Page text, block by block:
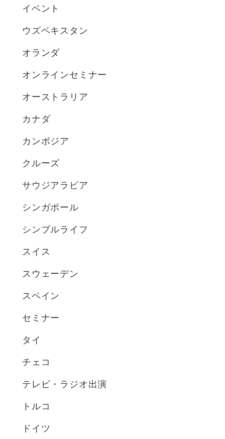
イベント
ウズベキスタン
オランダ
オンラインセミナー
オーストラリア
カナダ
カンボジア
クルーズ
サウジアラビア
シンガポール
シンプルライフ
スイス
スウェーデン
スペイン
セミナー
タイ
チェコ
テレビ・ラジオ出演
トルコ
ドイツ